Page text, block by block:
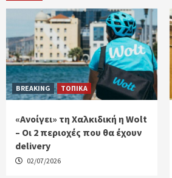
BREAKING ΤΟΠΙΚΑ
«Ανοίγει» τη Χαλκιδική η Wolt
– Οι 2 περιοχές που θα έχουν
delivery
02/07/2026